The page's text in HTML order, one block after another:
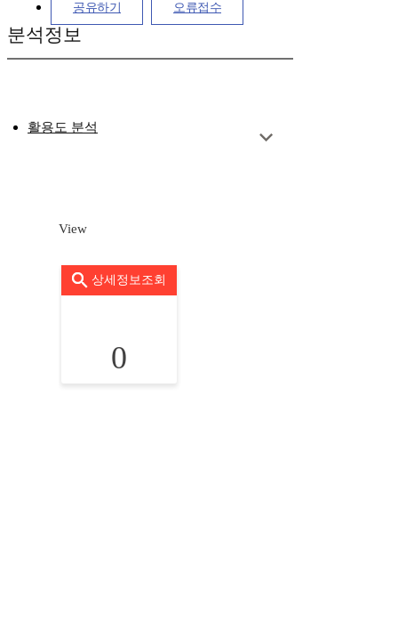
공유하기 오류접수
분석정보
활용도 분석
View
상세정보조회
0